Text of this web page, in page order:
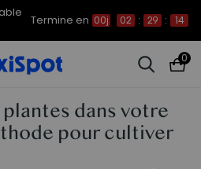
Termine en 00j 02 : 29 : 14
0
dans votre
pour cultiver